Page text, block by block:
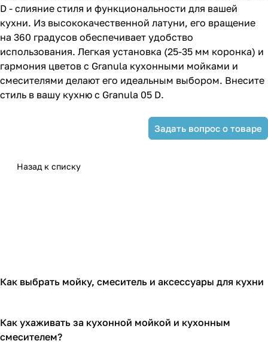
D - слияние стиля и функциональности для вашей
кухни. Из высококачественной латуни, его вращение
на 360 градусов обеспечивает удобство
использования. Легкая установка (25-35 мм коронка) и
гармония цветов с Granula кухонными мойками и
смесителями делают его идеальным выбором. Внесите
стиль в вашу кухню с Granula 05 D.
Задать вопрос о товаре
Назад к списку
Как выбрать мойку, смеситель и аксессуары для кухни
Как ухаживать за кухонной мойкой и кухонным
смесителем?